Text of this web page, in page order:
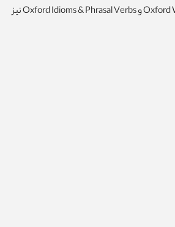
به عنوان مثال کتاب‌هایی که در حال حاضر در دوره‌های زبان عمومی سفیر استفاده می‌شوند شامل سری کتاب‌های Evolve بوده و در کنار آنها از کتابهای جانبی یادگیری لغت مانند Oxford Word Skills و Oxford Idioms & Phrasal Verbs نیز